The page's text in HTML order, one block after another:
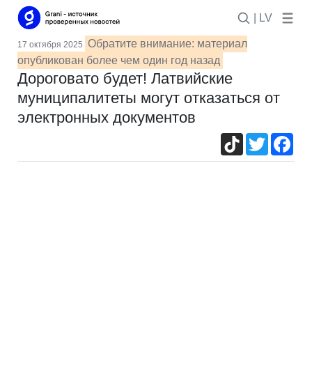
| LV
17 октября 2025 Обратите внимание: материал
опубликован более чем один год назад
Дороговато будет! Латвийские
муниципалитеты могут отказаться от
электронных документов
TikTokTwitter